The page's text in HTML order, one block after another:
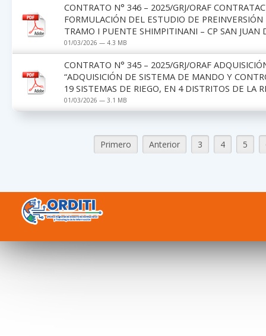
CONTRATO N° 346 – 2025/GRJ/ORAF
FORMULACIÓN DEL ESTUDIO DE
TRAMO I PUENTE SHIMPITINANI – CP SAN JUAN
01/03/2026 — 4.3 MB
CONTRATO N° 345 – 2025/GRJ/ORAF
“ADQUISICIÓN DE SISTEMA DE MANDO Y
19 SISTEMAS DE RIEGO, EN 4 DISTRITOS DE LA
01/03/2026 — 3.1 MB
Primero Anterior 3 4 5